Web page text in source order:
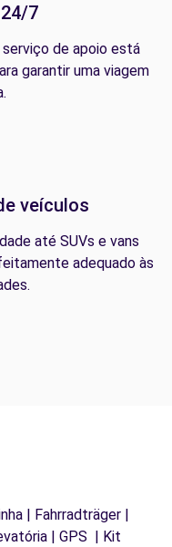
7
de apoio está
garantir uma viagem
veículos
até SUVs e vans
adequado às
| Fahrradträger |
| GPS | Kit